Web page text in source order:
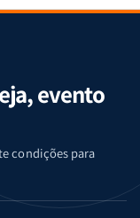
evento
condições para